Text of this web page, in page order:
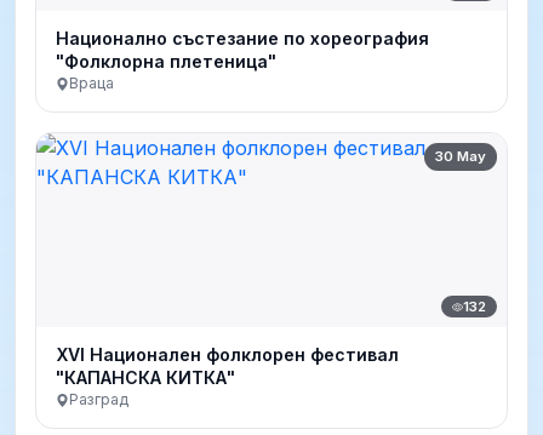
Национално състезание по хореография
"Фолклорна плетеница"
Враца
30 May
132
XVI Национален фолклорен фестивал
"КАПАНСКА КИТКА"
Разград